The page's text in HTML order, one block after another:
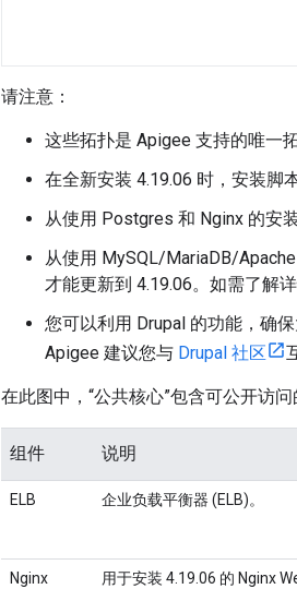
请注意：
这些拓扑是 Apigee 支持的唯一
在全新安装 4.19.06 时，安装脚
从使用 Postgres 和 Nginx 的安
从使用 MySQL/MariaDB/
才能更新到 4.19.06。如需了解
您可以利用 Drupal 的功能，确
Apigee 建议您与 Drupal 社区
在此图中，“公共核心”包含可公开访
组件 说明
ELB 企业负载平衡器 (ELB)。
Nginx
用于安装 4.19.06 的 Nginx